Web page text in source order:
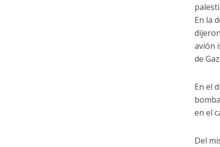
En la
avión
de
En el
en el
Del